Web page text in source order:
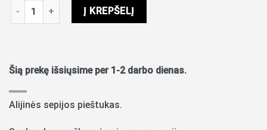
produkto kiekis: Sepijos pieštukas Cretacolor, šviesios sp.
Į KREPŠELĮ
Šią prekę išsiųsime per 1-2 darbo dienas.
Alijinės sepijos pieštukas.